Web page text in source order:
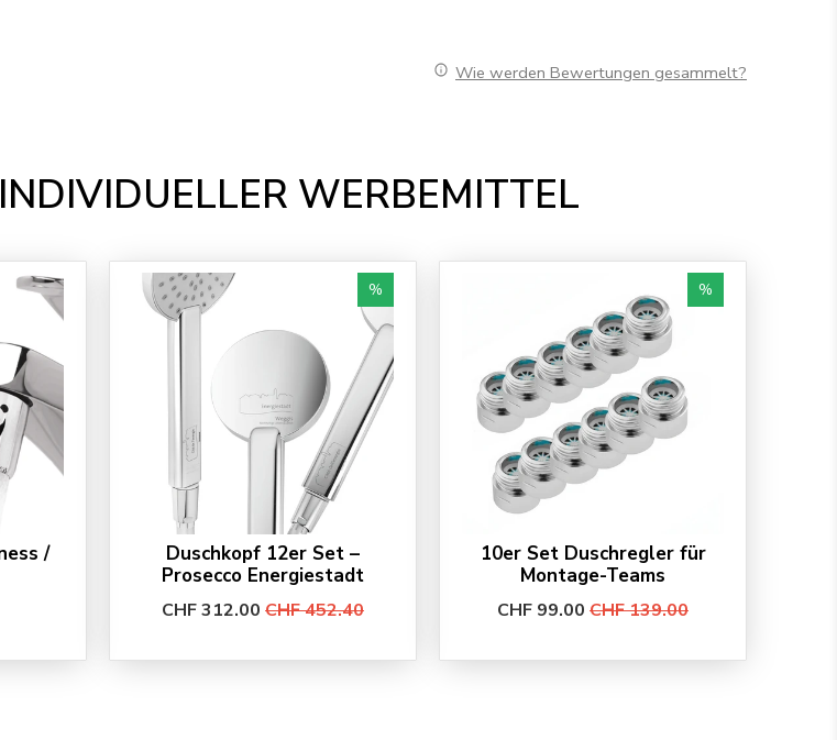
Wie werden Bewertungen gesammelt?
WERBEMITTEL
/
%
Duschkopf 12er Set –
Prosecco Energiestadt
CHF 312.00 CHF 452.40
%
10er Set Duschregler für
Montage-Teams
CHF 99.00 CHF 139.00